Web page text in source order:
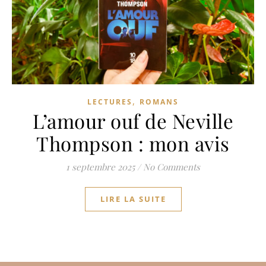
LECTURES , ROMANS
L’amour ouf de Neville
Thompson : mon avis
1 septembre 2025 / No Comments
LIRE LA SUITE